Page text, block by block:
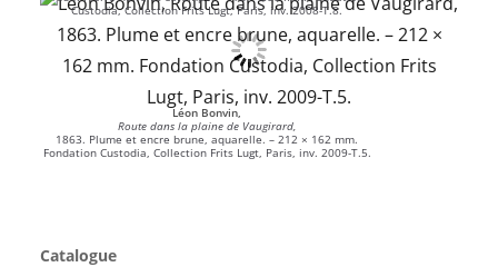
Custodia, Collection Frits Lugt, Paris, inv. 2008-T.8.
Léon Bonvin,
Route dans la plaine de Vaugirard,
1863. Plume et encre brune, aquarelle. – 212 × 162 mm.
Fondation Custodia, Collection Frits Lugt, Paris, inv. 2009-T.5.
Catalogue